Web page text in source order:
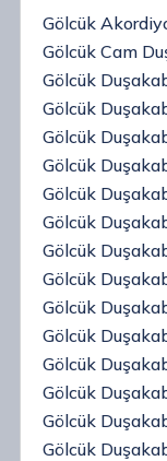
Gölcük
Gölcük Cam
Gölcük
Gölcük
Gölcük
Gölcük
Gölcük
Gölcük
Gölcük
Gölcük
Gölcük
Gölcük
Gölcük
Gölcük
Gölcük
Gölcük